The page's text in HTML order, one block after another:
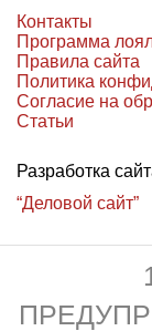
Контакты
Программа
Правила сайта
Политика
Согласие на
Статьи
Разработка
“Деловой сайт”